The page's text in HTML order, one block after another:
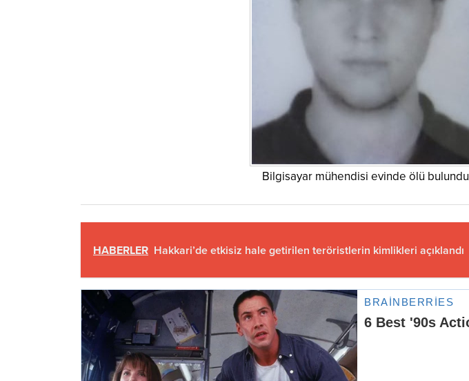
Bilgisayar mühendisi evinde ölü bulundu
HABERLER Hakkari’de etkisiz hale getirilen teröristlerin kimlikleri açıklandı